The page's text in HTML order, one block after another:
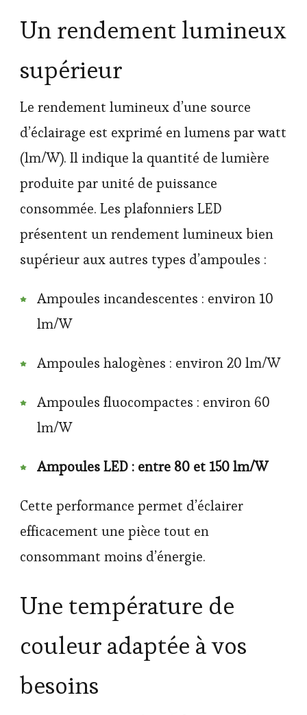
Un rendement lumineux
supérieur
Le rendement lumineux d’une source
d’éclairage est exprimé en lumens par watt
(lm/W). Il indique la quantité de lumière
produite par unité de puissance
consommée. Les plafonniers LED
présentent un rendement lumineux bien
supérieur aux autres types d’ampoules :
Ampoules incandescentes : environ 10
lm/W
Ampoules halogènes : environ 20 lm/W
Ampoules fluocompactes : environ 60
lm/W
Ampoules LED : entre 80 et 150 lm/W
Cette performance permet d’éclairer
efficacement une pièce tout en
consommant moins d’énergie.
Une température de
couleur adaptée à vos
besoins